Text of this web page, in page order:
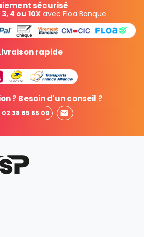
sécurisé
3, 4 ou 10X avec Floa Banque
rapide
? Besoin d'un conseil ?
02 38 65 65 09